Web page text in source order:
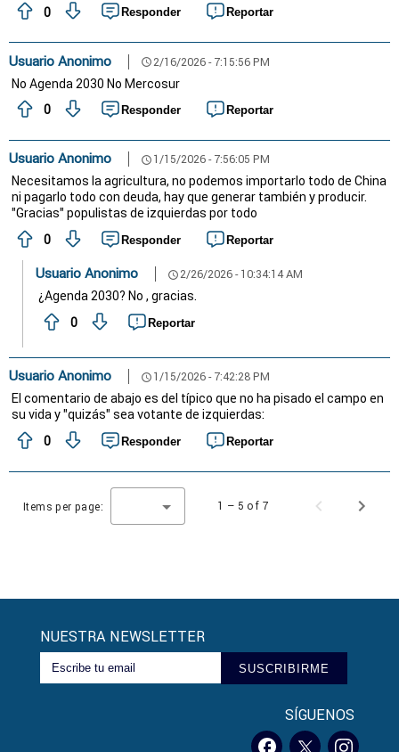
0
Responder Reportar
Usuario Anonimo schedule2/16/2026 - 7:15:56 PM
No Agenda 2030 No Mercosur
0
Responder Reportar
Usuario Anonimo schedule 1/15/2026 - 7:56:05 PM
Necesitamos la agricultura, no podemos importarlo todo de China
ni pagarlo todo con deuda, hay que generar también y producir.
"Gracias" populistas de izquierdas por todo
0
Responder Reportar
Usuario Anonimo schedule2/26/2026 - 10:34:14 AM
¿Agenda 2030? No , gracias.
0
Reportar
Usuario Anonimo schedule 1/15/2026 - 7:42:28 PM
El comentario de abajo es del típico que no ha pisado el campo en
su vida y "quizás" sea votante de izquierdas:
0
Responder Reportar
Items per page: 1 – 5 of 7
NUESTRA NEWSLETTER
SUSCRIBIRME
SÍGUENOS